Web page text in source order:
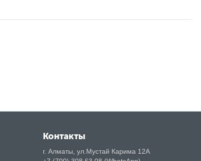
Контакты
г. Алматы, ул.Мустай Карима 12А